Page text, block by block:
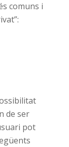
comuns i
de ser
pot